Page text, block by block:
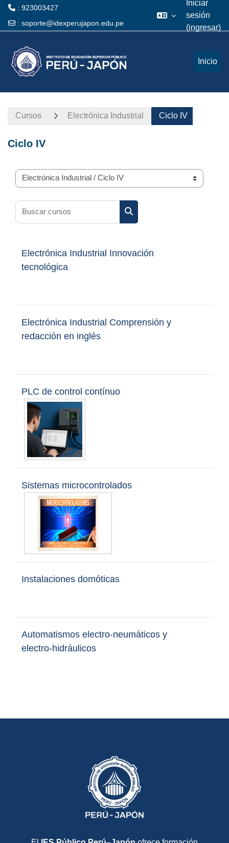
: 923003427
: soporte@idexperujapon.edu.pe
Iniciar
sesión
(ingresar)
Inicio
Cursos Electrónica Industrial Ciclo IV
Ciclo IV
Categorías
Buscar cursos
Buscar cursos
Electrónica Industrial Innovación
tecnológica
Electrónica Industrial Comprensión y
redacción en inglés
PLC de control contínuo
Sistemas microcontrolados
Instalaciones domóticas
Automatismos electro-neumáticos y
electro-hidráulicos